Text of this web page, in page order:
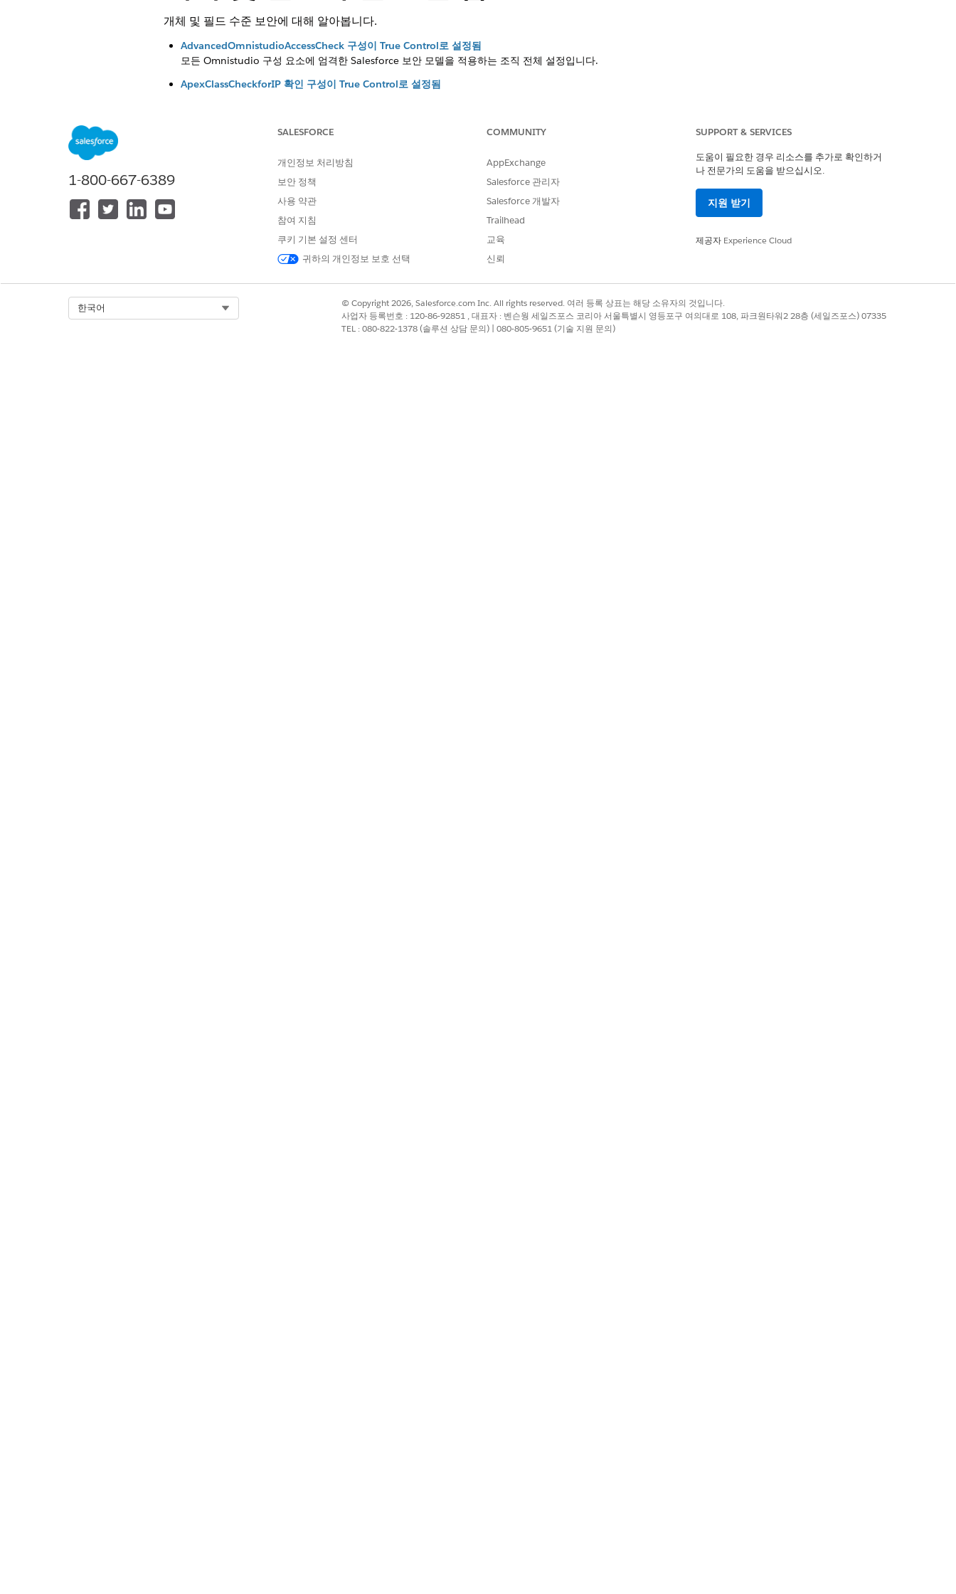
개체 및 필드 수준 보안에 대해 알아봅니다.
AdvancedOmnistudioAccessCheck 구성이 True Control로 설정됨
모든 Omnistudio 구성 요소에 엄격한 Salesforce 보안 모델을 적용하는 조직 전체 설정입니다.
ApexClassCheckforIP 확인 구성이 True Control로 설정됨
Omnistudio 통합 절차 내에서 엄격한 Apex 클래스 권한 검증을 적용합니다.
True Control로 설정된 EnforceDMFLSAndDataEncryption의 옴니 통합 구성 설정
Omnistudio 통합 절차 및 DataRaptor 내에서 엄격한 데이터 마스킹 필드 수준 보안(DMFLS) 및 Shield Platform Encryption 검증을 적용합니다.
EnableQueryWithFLS의 옴니 통합 구성 설정이 True Control로 설정됨
Omnistudio 통합 절차 및 DataRaptor에서 실행한 SOQL 쿼리 동안 FLS(필드 수준 보안) 유효성 검사를 적용합니다.
이 기사를 통해 문제를 해결했습니까?
개선을 위한 의견을 보내주세요.
1-800-667-6389
SALESFORCE
개인정보 처리방침
보안 정책
사용 약관
참여 지침
쿠키 기본 설정 센터
귀하의 개인정보 보호 선택
COMMUNITY
AppExchange
Salesforce 관리자
Salesforce 개발자
Trailhead
교육
신뢰
SUPPORT & SERVICES
도움이 필요한 경우 리소스를 추가로 확인하거
나 전문가의 도움을 받으십시오.
지원 받기
제공자 Experience Cloud
한국어
© Copyright 2026, Salesforce.com Inc. All rights reserved. 여러 등록 상표는 해당 소유자의 것입니다.
사업자 등록번호 : 120-86-92851 , 대표자 : 벤슨웡 세일즈포스 코리아 서울특별시 영등포구 여의대로 108, 파크원타워2 28층 (세일즈포스) 07335
TEL : 080-822-1378 (솔루션 상담 문의) | 080-805-9651 (기술 지원 문의)